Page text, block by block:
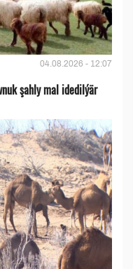
04.08.2026 - 12:07
şahly mal idedilýär